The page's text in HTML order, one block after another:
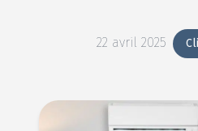
22 avril 2025